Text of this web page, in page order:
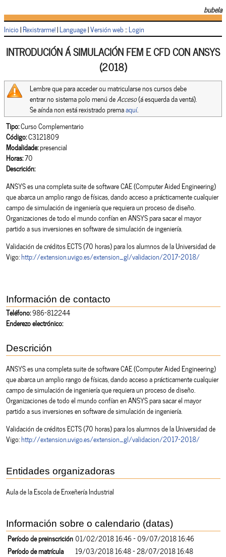
bubela
Inicio|Rexistrarme!|Language|Versión web::Login
INTRODUCIÓN Á SIMULACIÓN FEM E CFD CON ANSYS
(2018)
Lembre que para acceder ou matricularse nos cursos debe
entrar no sistema polo menú deAcceso(á esquerda da ventá).
Se aínda non está rexistrado premaaquí.
Tipo:Curso Complementario
Código:C3121809
Modalidade:presencial
Horas:70
Descrición:
ANSYS es una completa suite de software CAE (Computer Aided Engineering)
que abarca un amplio rango de físicas, dando acceso a prácticamente cualquier
campo de simulación de ingeniería que requiera un proceso de diseño.
Organizaciones de todo el mundo confían en ANSYS para sacar el mayor
partido a sus inversiones en software de simulación de ingeniería.
Validación de créditos ECTS (70 horas) para los alumnos de la Universidad de
Vigo:http://extension.uvigo.es/extension_gl/validacion/2017-2018/
Información de contacto
Teléfono:986-812244
Enderezo electrónico:
Descrición
ANSYS es una completa suite de software CAE (Computer Aided Engineering)
que abarca un amplio rango de físicas, dando acceso a prácticamente cualquier
campo de simulación de ingeniería que requiera un proceso de diseño.
Organizaciones de todo el mundo confían en ANSYS para sacar el mayor
partido a sus inversiones en software de simulación de ingeniería.
Validación de créditos ECTS (70 horas) para los alumnos de la Universidad de
Vigo:http://extension.uvigo.es/extension_gl/validacion/2017-2018/
Entidades organizadoras
Aula de la Escola de Enxeñería Industrial
Información sobre o calendario (datas)
Período de preinscrición 01/02/2018 16:46 - 09/07/2018 16:46
Período de matrícula
19/03/2018 16:48 - 28/07/2018 16:48